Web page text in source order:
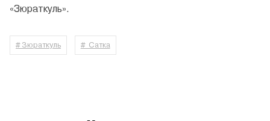
«Зюраткуль».
# Зюраткуль # Сатка